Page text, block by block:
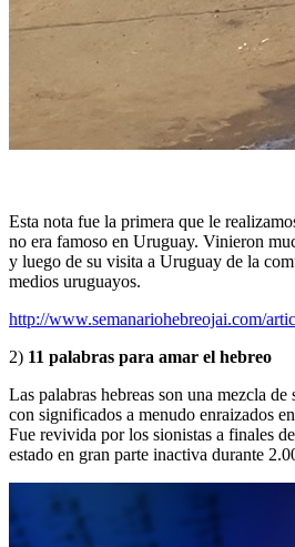
Esta nota fue la primera que le
no era famoso en Uruguay. Vinieron
y luego de su visita a Uruguay de la
medios uruguayos.
http://www.semanariohebreojai.com/
2) 11 palabras para amar el hebreo
Las palabras hebreas son una mezcla
con significados a menudo enraizados
Fue revivida por los sionistas a finales
estado en gran parte inactiva durante